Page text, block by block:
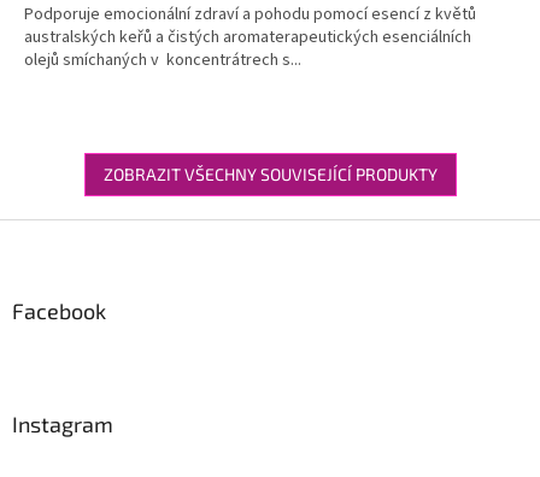
Podporuje emocionální zdraví a pohodu pomocí esencí z květů
australských keřů a čistých aromaterapeutických esenciálních
olejů smíchaných v koncentrátrech s...
ZOBRAZIT VŠECHNY SOUVISEJÍCÍ PRODUKTY
Facebook
Instagram